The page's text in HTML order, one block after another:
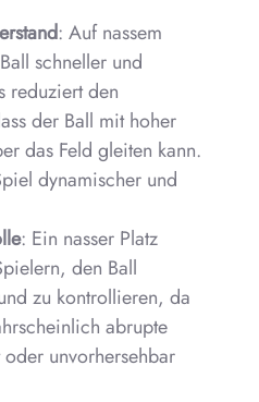
: Auf nassem
schneller und
reduziert den
der Ball mit hoher
das Feld gleiten kann.
dynamischer und
: Ein nasser Platz
den Ball
zu kontrollieren, da
abrupte
unvorhersehbar